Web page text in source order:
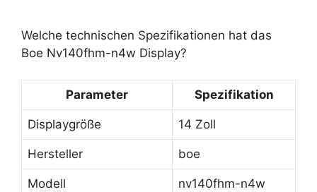
Welche technischen Spezifikationen hat das
Boe Nv140fhm-n4w Display?
Parameter Spezifikation
Displaygröße 14 Zoll
Hersteller boe
Modell nv140fhm-n4w